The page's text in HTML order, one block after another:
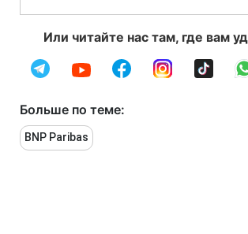
Или читайте нас там, где вам
Больше по теме:
BNP Paribas